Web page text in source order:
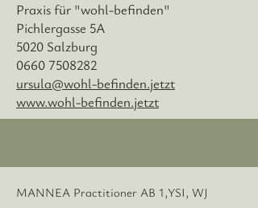
Praxis für "wohl-befinden"
Pichlergasse 5A
5020 Salzburg
0660 7508282
ursula@wohl-befinden.jetzt
www.wohl-befinden.jetzt
MANNEA Practitioner AB 1,YSI, WJ